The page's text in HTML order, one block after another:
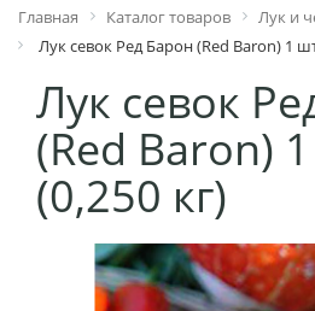
Главная Каталог товаров Лук и
Лук севок Ред Барон (Red Baron) 1
Лук севок
(Red Baron)
(0,250 кг)